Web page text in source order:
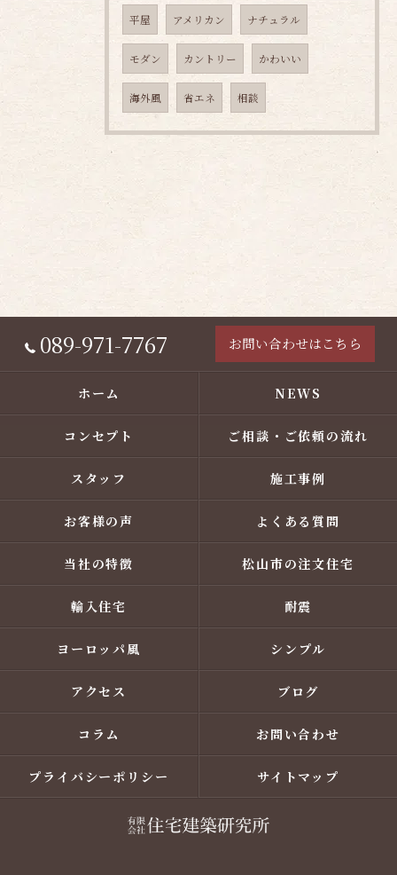
平屋 アメリカン ナチュラル
モダン カントリー かわいい
海外風 省エネ 相談
089-971-7767 お問い合わせはこちら
ホーム NEWS
コンセプト ご相談・ご依頼の流れ
スタッフ 施工事例
お客様の声 よくある質問
当社の特徴 松山市の注文住宅
輸入住宅 耐震
ヨーロッパ風 シンプル
アクセス ブログ
コラム お問い合わせ
プライバシーポリシー サイトマップ